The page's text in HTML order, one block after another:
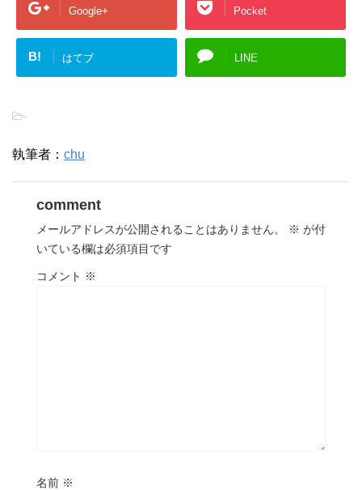
Google+ Pocket
B! はてブ LINE
-
執筆者： chu
comment
メールアドレスが公開されることはありません。 ※ が付
いている欄は必須項目です
コメント ※
名前 ※